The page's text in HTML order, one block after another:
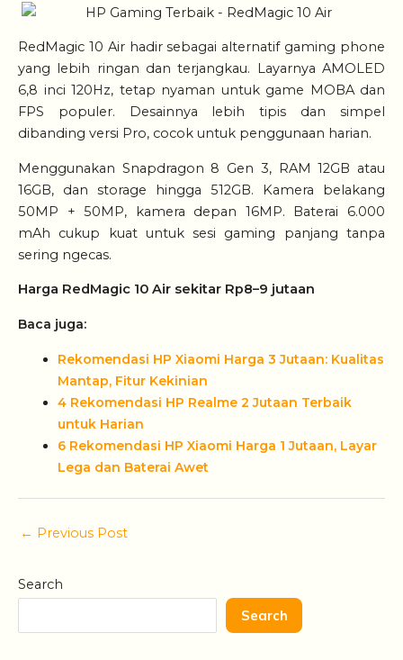
RedMagic 10 Air hadir sebagai alternatif gaming phone
yang lebih ringan dan terjangkau. Layarnya AMOLED
6,8 inci 120Hz, tetap nyaman untuk game MOBA dan
FPS populer. Desainnya lebih tipis dan simpel
dibanding versi Pro, cocok untuk penggunaan harian.
Menggunakan Snapdragon 8 Gen 3, RAM 12GB atau
16GB, dan storage hingga 512GB. Kamera belakang
50MP + 50MP, kamera depan 16MP. Baterai 6.000
mAh cukup kuat untuk sesi gaming panjang tanpa
sering ngecas.
Harga RedMagic 10 Air sekitar Rp8–9 jutaan
Baca juga:
Rekomendasi HP Xiaomi Harga 3 Jutaan: Kualitas
Mantap, Fitur Kekinian
4 Rekomendasi HP Realme 2 Jutaan Terbaik
untuk Harian
6 Rekomendasi HP Xiaomi Harga 1 Jutaan, Layar
Lega dan Baterai Awet
← Previous Post
Search
Search